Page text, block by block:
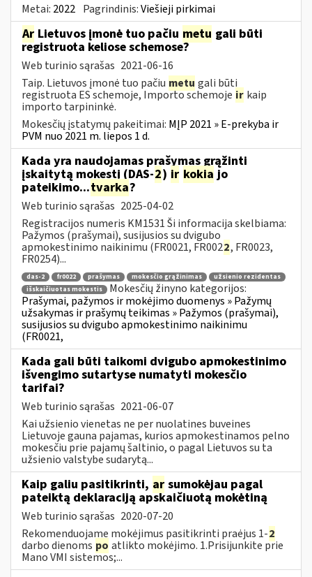
Metai: 2022 Pagrindinis:Viešieji pirkimai
Ar Lietuvos įmonė tuo pačiu metu gali būti
registruota keliose schemose?
Web turinio sąrašas 2021-06-16
Taip. Lietuvos įmonė tuo pačiu metu gali būti
registruota ES schemoje, Importo schemoje ir kaip
importo tarpininkė.
Mokesčių įstatymų pakeitimai: MĮP 2021 » E-prekyba ir
PVM nuo 2021 m. liepos 1 d.
Kada yra naudojamas prašymas grąžinti
įskaitytą mokestį (DAS-2) ir kokia jo
pateikimo...tvarka?
Web turinio sąrašas 2025-04-02
Registracijos numeris KM1531 Ši informacija skelbiama:
Pažymos (prašymai), susijusios su dvigubo
apmokestinimo naikinimu (FR0021, FR0022, FR0023,
FR0254)...
das-2 fr0022 prašymas mokesčio grąžinimas
užsienio rezidentas
išskaičiuotas mokestis
Mokesčių žinyno kategorijos:
Prašymai, pažymos ir mokėjimo duomenys » Pažymų
užsakymas ir prašymų teikimas » Pažymos (prašymai),
susijusios su dvigubo apmokestinimo naikinimu
(FR0021,
Kada gali būti taikomi dvigubo apmokestinimo
išvengimo sutartyse numatyti mokesčio
tarifai?
Web turinio sąrašas 2021-06-07
Kai užsienio vienetas ne per nuolatines buveines
Lietuvoje gauna pajamas, kurios apmokestinamos pelno
mokesčiu prie pajamų šaltinio, o pagal Lietuvos su ta
užsienio valstybe sudarytą...
Kaip galiu pasitikrinti, ar sumokėjau pagal
pateiktą deklaraciją apskaičiuotą mokėtiną
Web turinio sąrašas 2020-07-20
Rekomenduojame mokėjimus pasitikrinti praėjus 1-2
darbo dienoms po atlikto mokėjimo. 1.Prisijunkite prie
Mano VMI sistemos;...